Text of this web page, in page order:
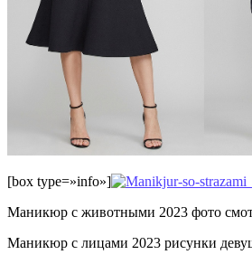
[box type=»info»]
Маникюр с животными 2023 фото
Маникюр с лицами 2023 рисунки